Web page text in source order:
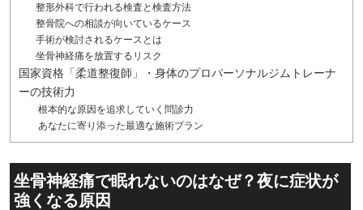
整形外科で行われる検査と検査方法
整骨院への相談が向いているケース
手術が検討されるケースとは
坐骨神経痛を放置するリスク
国家資格「柔道整復師」・身体のプロパーソナルジムトレーナ
ーの技術力
根本的な原因を追求していく問診力
あなたに寄り添った最適な施術プラン
坐骨神経痛で眠れないのはなぜ？夜に症状が
強くなる原因